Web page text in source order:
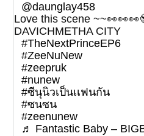
@daunglay458
Love this scene
DAVICHMETHA CITY
#TheNextPrinceEP6
#ZeeNuNew
#zeepruk
#nunew
#ซีนุนิวเป็นเเฟนกัน
#ซนซน
#zeenunew
♬ Fantastic Baby –